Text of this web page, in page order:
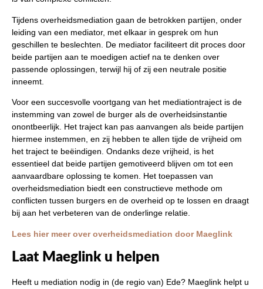
Tijdens overheidsmediation gaan de betrokken partijen, onder
leiding van een mediator, met elkaar in gesprek om hun
geschillen te beslechten. De mediator faciliteert dit proces door
beide partijen aan te moedigen actief na te denken over
passende oplossingen, terwijl hij of zij een neutrale positie
inneemt.
Voor een succesvolle voortgang van het mediationtraject is de
instemming van zowel de burger als de overheidsinstantie
onontbeerlijk. Het traject kan pas aanvangen als beide partijen
hiermee instemmen, en zij hebben te allen tijde de vrijheid om
het traject te beëindigen. Ondanks deze vrijheid, is het
essentieel dat beide partijen gemotiveerd blijven om tot een
aanvaardbare oplossing te komen. Het toepassen van
overheidsmediation biedt een constructieve methode om
conflicten tussen burgers en de overheid op te lossen en draagt
bij aan het verbeteren van de onderlinge relatie.
Lees hier meer over overheidsmediation door Maeglink
Laat Maeglink u helpen
Heeft u mediation nodig in (de regio van) Ede? Maeglink helpt u